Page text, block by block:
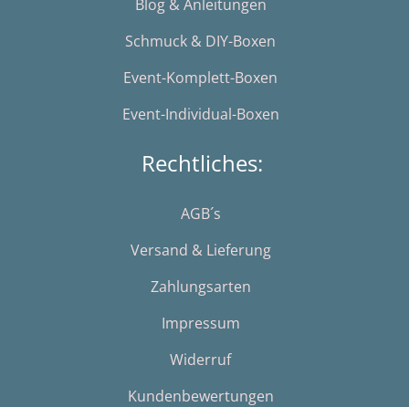
Blog & Anleitungen
Schmuck & DIY-Boxen
Event-Komplett-Boxen
Event-Individual-Boxen
Rechtliches:
AGB´s
Versand & Lieferung
Zahlungsarten
Impressum
Widerruf
Kundenbewertungen